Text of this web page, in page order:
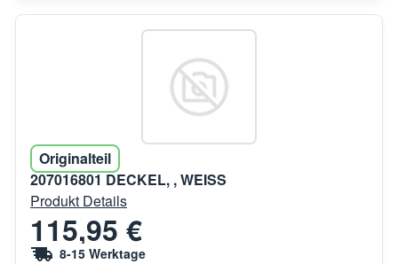
Originalteil
207016801 DECKEL, , WEISS
Produkt Details
115,95 €
8-15 Werktage